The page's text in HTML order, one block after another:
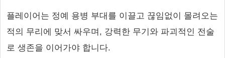
플레이어는 정예 용병 부대를 이끌고 끊임없이 몰려오는
적의 무리에 맞서 싸우며, 강력한 무기와 파괴적인 전술
로 생존을 이어가야 합니다.